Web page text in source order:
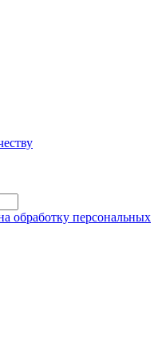
обработку персональных